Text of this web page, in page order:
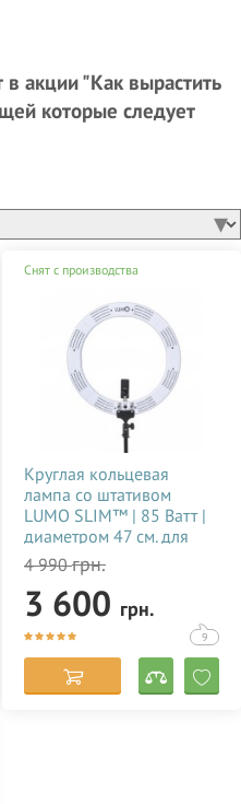
акции "Как вырастить
которые следует
Снят с производства
Круглая кольцевая
лампа со штативом
LUMO SLIM™ | 85 Ватт |
диаметром 47 см. для
съемки видео тик ток,
блогеров, визажиста,
макияжа купить
недорого в Украине
(Киеве) 356785
4 990грн.
3 600 грн.
9